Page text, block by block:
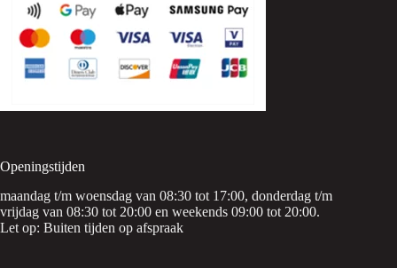
Openingstijden
maandag t/m woensdag van 08:30 tot 17:00, donderdag t/m
vrijdag van 08:30 tot 20:00 en weekends 09:00 tot 20:00.
Let op: Buiten tijden op afspraak